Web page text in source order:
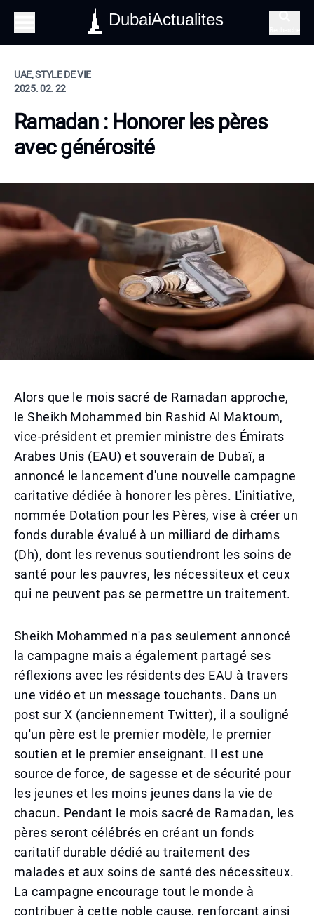
DubaiActualites
UAE, STYLE DE VIE
2025. 02. 22
Ramadan : Honorer les pères
avec générosité
Alors que le mois sacré de Ramadan approche,
le Sheikh Mohammed bin Rashid Al Maktoum,
vice-président et premier ministre des Émirats
Arabes Unis (EAU) et souverain de Dubaï, a
annoncé le lancement d'une nouvelle campagne
caritative dédiée à honorer les pères. L'initiative,
nommée Dotation pour les Pères, vise à créer un
fonds durable évalué à un milliard de dirhams
(Dh), dont les revenus soutiendront les soins de
santé pour les pauvres, les nécessiteux et ceux
qui ne peuvent pas se permettre un traitement.
Sheikh Mohammed n'a pas seulement annoncé
la campagne mais a également partagé ses
réflexions avec les résidents des EAU à travers
une vidéo et un message touchants. Dans un
post sur X (anciennement Twitter), il a souligné
qu'un père est le premier modèle, le premier
soutien et le premier enseignant. Il est une
source de force, de sagesse et de sécurité pour
les jeunes et les moins jeunes dans la vie de
chacun. Pendant le mois sacré de Ramadan, les
pères seront célébrés en créant un fonds
caritatif durable dédié au traitement des
malades et aux soins de santé des nécessiteux.
La campagne encourage tout le monde à
contribuer à cette noble cause, renforçant ainsi